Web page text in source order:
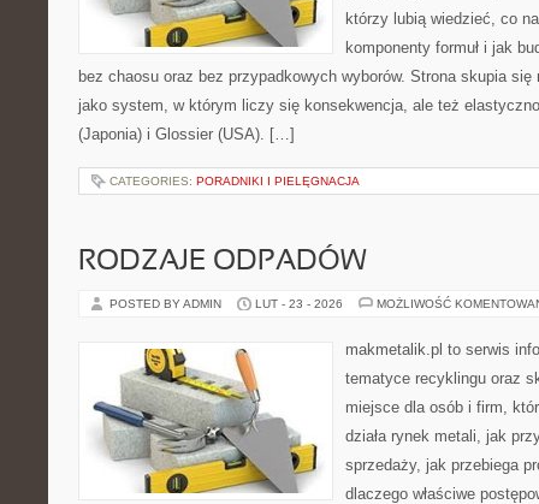
którzy lubią wiedzieć, co
komponenty formuł i jak
bez chaosu oraz bez przypadkowych wyborów. Strona skupia się
jako system, w którym liczy się konsekwencja, ale też
(Japonia) i Glossier (USA). […]
CATEGORIES: PORADNIKI I PIELĘGNACJA
RODZAJE ODPADÓW
POSTED BY ADMIN LUT - 23 - 2026 MOŻLIWOŚĆ
makmetalik.pl to serwis
tematyce recyklingu oraz
miejsce dla osób i firm,
działa rynek metali, jak
sprzedaży, jak przebiega
dlaczego właściwe